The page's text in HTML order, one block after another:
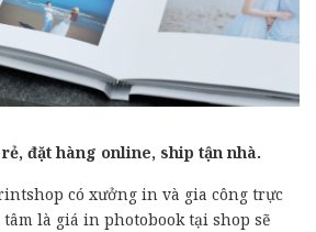
đặt hàng online, ship tận nhà.
có xưởng in và gia công trực
là giá in photobook tại shop sẽ